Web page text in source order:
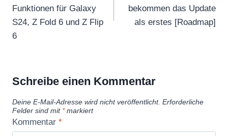
Funktionen für Galaxy
S24, Z Fold 6 und Z Flip
6
bekommen das Update
als erstes [Roadmap]
Schreibe einen Kommentar
Deine E-Mail-Adresse wird nicht veröffentlicht. Erforderliche
Felder sind mit *markiert
Kommentar *